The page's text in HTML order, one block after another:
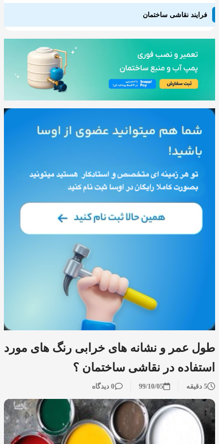
طول عمر و نشانه های خرابی رنگ های مورد
استفاده در نقاشی ساختمان ؟
5 دقیقه 99/10/05 0 دیدگاه
فرایند نقاشی ساختمان